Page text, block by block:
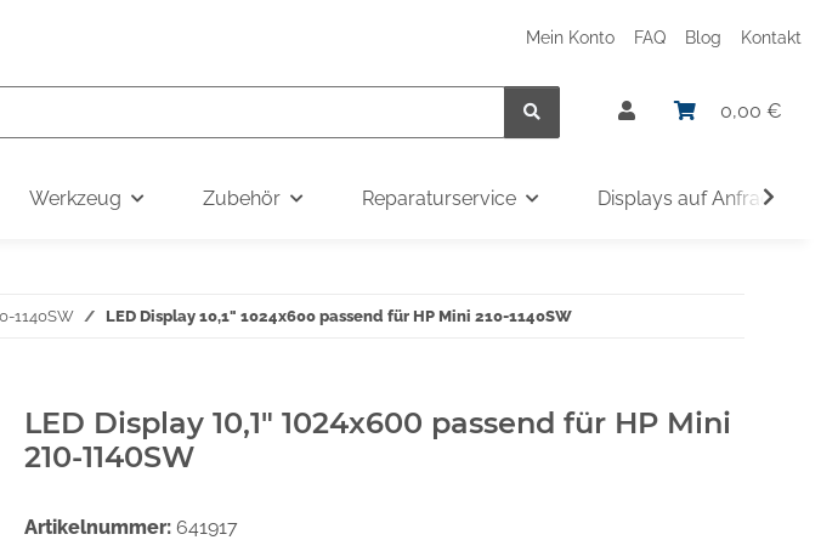
Mein Konto FAQ Blog Kontakt
0,00 €
Werkzeug Zubehör Reparaturservice Displays auf Anfrage
1140SW LED Display 10,1" 1024x600 passend für HP Mini 210-1140SW
LED Display 10,1" 1024x600 passend für HP Mini
210-1140SW
Artikelnummer: 641917